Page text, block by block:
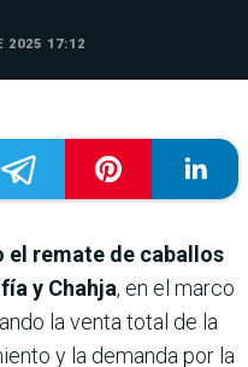
2025 17:12
el remate de caballos
y Chahja, en el marco
la venta total de la
y la demanda por la